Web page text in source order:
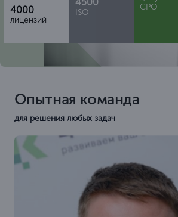
4000
лицензий
ISO
СРО
Опытная команда
для решения любых задач